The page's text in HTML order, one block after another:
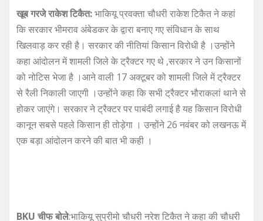
खूब गरजे राकेश टिकैत:भाकियू प्रवक्ता चौधरी राकेश टिकैत ने कहां
कि सरकार भीमराव अंबेडकर के द्वारा बनाए गए संविधान के साथ
खिलवाड़ कर रही है। सरकार की नीतियां किसान विरोधी है ।उन्होंने
कहा आंदोलन में शामली जिले के ट्रैक्टर गए थे ,सरकार ने उन किसानों
को नोटिस भेजा है ।आने वाली 17 अक्टूबर को शामली जिले में ट्रैक्टर
से रैली निकाली जाएगी ।उन्होंने कहा कि सभी ट्रैक्टर भौराकलां थाने से
होकर जाएंगे। सरकार ने ट्रैक्टर पर पाबंदी लगाई है यह किसान विरोधी
कानून सबसे पहले किसान ही तोड़ेगा । उन्होंने 26 नवंबर को लखनऊ में
एक बड़ा आंदोलन करने की बात भी कही ।
BKU चीफ बोले:भाकियू सुप्रीमो चौधरी नरेश टिकैत ने कहा की चौधरी